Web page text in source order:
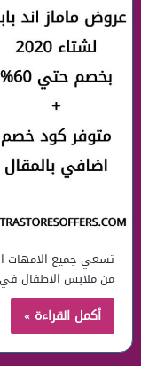
تسعي جميع الامهات
من ملابس الاطفال في
أكمل القراءة »